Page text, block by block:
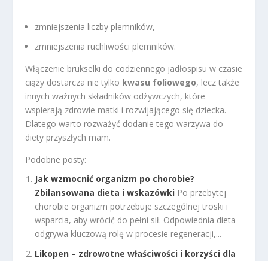
zmniejszenia liczby plemników,
zmniejszenia ruchliwości plemników.
Włączenie brukselki do codziennego jadłospisu w czasie
ciąży dostarcza nie tylko kwasu foliowego, lecz także
innych ważnych składników odżywczych, które
wspierają zdrowie matki i rozwijającego się dziecka.
Dlatego warto rozważyć dodanie tego warzywa do
diety przyszłych mam.
Podobne posty:
Jak wzmocnić organizm po chorobie?
Zbilansowana dieta i wskazówki Po przebytej
chorobie organizm potrzebuje szczególnej troski i
wsparcia, aby wrócić do pełni sił. Odpowiednia dieta
odgrywa kluczową rolę w procesie regeneracji,...
Likopen – zdrowotne właściwości i korzyści dla